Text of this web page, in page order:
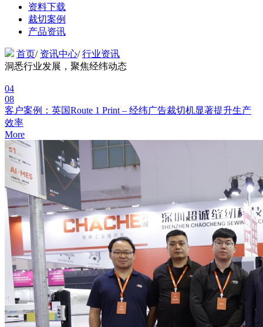
资料下载
裁切案例
产品资讯
首页/ 资讯中心/行业资讯
洞悉行业发展，聚焦经纬动态
04
08
客户案例：英国Route 1 Print – 经纬广告裁切机显著提升生产
效率
More